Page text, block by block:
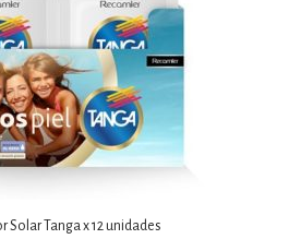
Solar Tanga x 12 unidades